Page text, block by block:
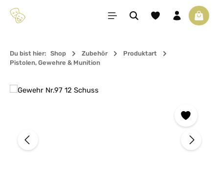
Zum Hauptinhalt springen Du hast 0 Produkte
Du bist hier: Shop Zubehör
Produktart
Pistolen, Gewehre & Munition
Bildergalerie überspringen